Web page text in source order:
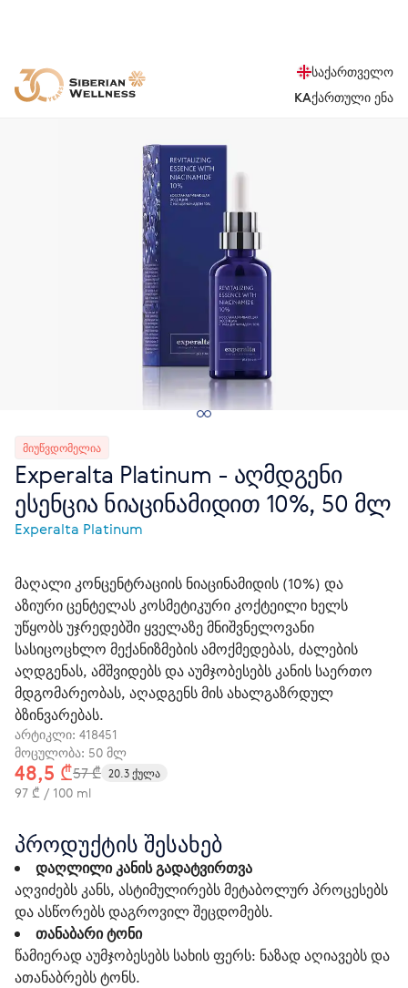
საქართველო
KAქართული ენა
ᲛᲘᲣᲬᲕᲓᲝᲛᲔᲚᲘᲐ
Experalta Platinum - აღმდგენი
ესენცია ნიაცინამიდით 10%, 50 მლ
Experalta Platinum
მაღალი კონცენტრაციის ნიაცინამიდის (10%) და
აზიური ცენტელას კოსმეტიკური კოქტეილი ხელს
უწყობს უჯრედებში ყველაზე მნიშვნელოვანი
სასიცოცხლო მექანიზმების ამოქმედებას, ძალების
აღდგენას, ამშვიდებს და აუმჯობესებს კანის საერთო
მდგომარეობას, აღადგენს მის ახალგაზრდულ
ბზინვარებას.
არტიკლი: 418451
მოცულობა: 50 მლ
48,5 ₾57 ₾ 20.3 ქულა
97 ₾ / 100 ml
პროდუქტის შესახებ
დაღლილი კანის გადატვირთვა
აღვიძებს კანს, ასტიმულირებს მეტაბოლურ პროცესებს
და ასწორებს დაგროვილ შეცდომებს.
თანაბარი ტონი
წამიერად აუმჯობესებს სახის ფერს: ნაზად აღიავებს და
ათანაბრებს ტონს.